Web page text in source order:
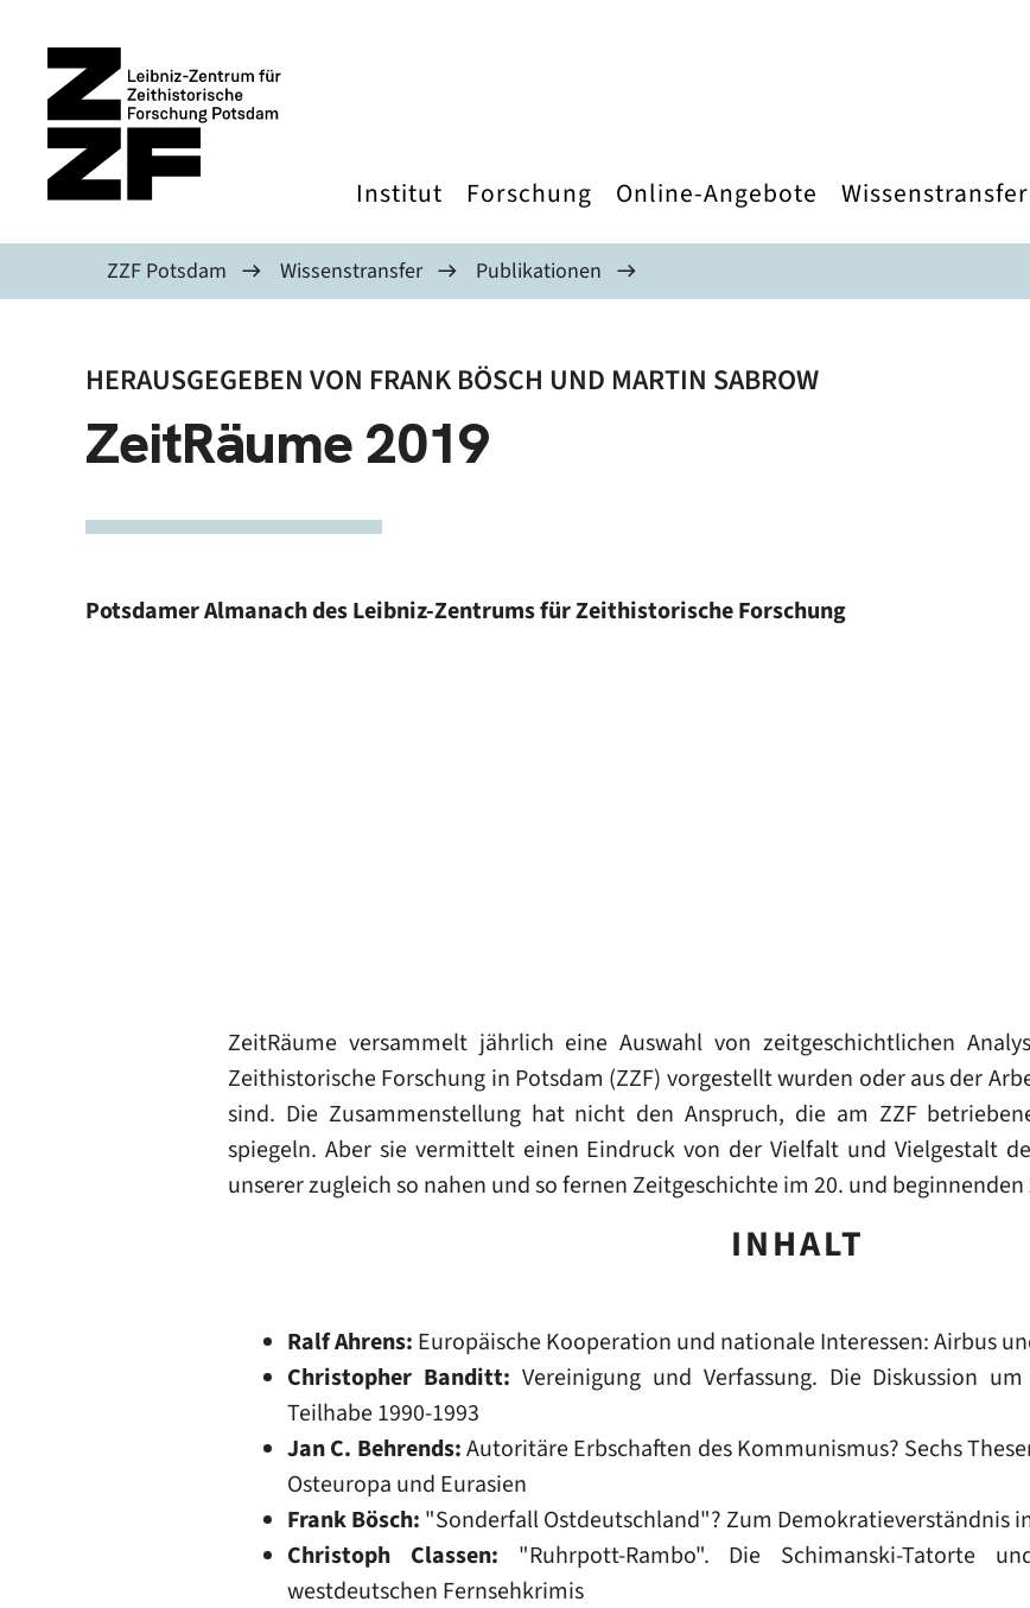
Institut Forschung Online-Angebote Wissenstransfer
ZZF Potsdam Wissenstransfer Publikationen
HERAUSGEGEBEN VON FRANK BÖSCH UND MARTIN SABROW
ZeitRäume 2019
Potsdamer Almanach des Leibniz-Zentrums für Zeithistorische Forschung
ZeitRäume versammelt jährlich eine Auswahl von zeitgeschichtlichen
Zeithistorische Forschung in Potsdam (ZZF) vorgestellt wurden oder aus der
sind. Die Zusammenstellung hat nicht den Anspruch, die am ZZF
spiegeln. Aber sie vermittelt einen Eindruck von der Vielfalt und Vielgestalt
unserer zugleich so nahen und so fernen Zeitgeschichte im 20. und
INHALT
Ralf Ahrens: Europäische Kooperation und nationale Interessen: Airbus
Christopher Banditt: Vereinigung und Verfassung. Die Diskussion
Teilhabe 1990-1993
Jan C. Behrends:Autoritäre Erbschaften des Kommunismus? Sechs
Osteuropa und Eurasien
Frank Bösch: "Sonderfall Ostdeutschland"? Zum Demokratieverständnis
Christoph Classen: "Ruhrpott-Rambo". Die Schimanski-Tatorte
westdeutschen Fernsehkrimis